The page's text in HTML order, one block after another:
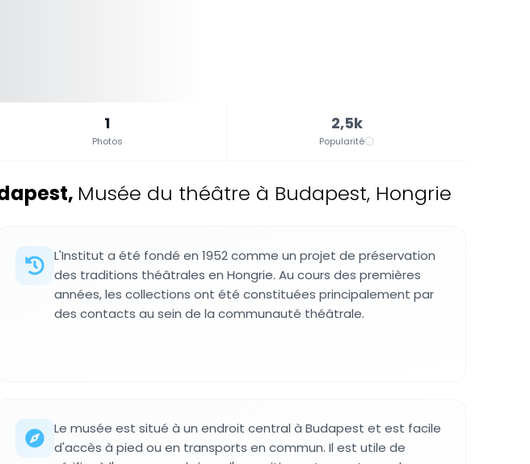
1
Photos
2,5k
Popularité
, Musée du théâtre à Budapest, Hongrie
L'Institut a été fondé en 1952 comme un projet de préservation
des traditions théâtrales en Hongrie. Au cours des premières
années, les collections ont été constituées principalement par
des contacts au sein de la communauté théâtrale.
Le musée est situé à un endroit central à Budapest et est facile
d'accès à pied ou en transports en commun. Il est utile de